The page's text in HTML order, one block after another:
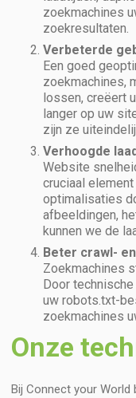
zoekmachines
zoekresultaten.
Verbeterde
Een goed
zoekmachines,
lossen, creëert
langer op uw
zijn ze
Verhoogde
Website
cruciaal
optimalisaties
afbeeldingen,
kunnen we de
Beter crawl-
Zoekmachines
Door
uw robots.txt-
zoekmachines
Onze
Bij Connect your World